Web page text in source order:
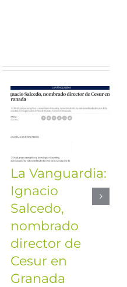
La Vanguardia:
Ignacio
Salcedo,
nombrado
director de
Cesur en
Granada